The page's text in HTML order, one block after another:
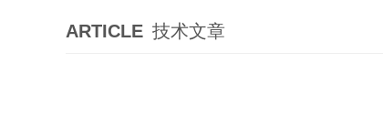
ARTICLE 技术文章